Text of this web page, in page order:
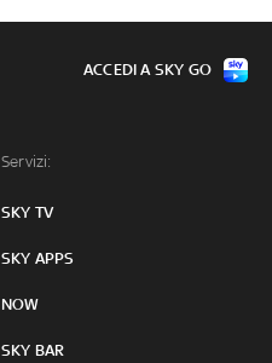
Servizi:
SKY TV
SKY APPS
NOW
SKY BAR
ACCEDI A SKY GO